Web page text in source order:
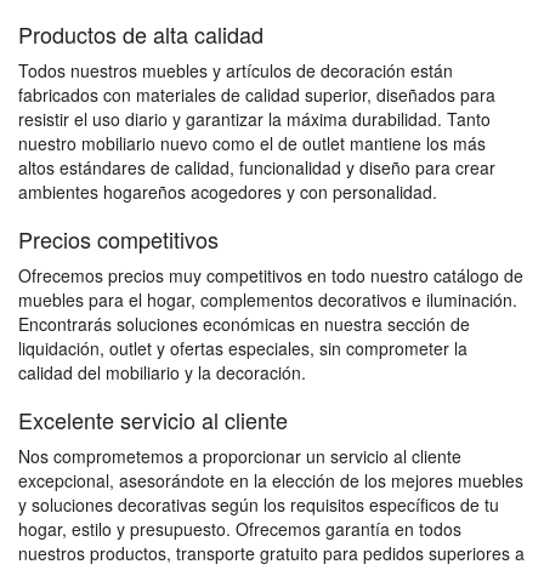
Productos de alta calidad
Todos nuestros muebles y artículos de decoración están
fabricados con materiales de calidad superior, diseñados para
resistir el uso diario y garantizar la máxima durabilidad. Tanto
nuestro mobiliario nuevo como el de outlet mantiene los más
altos estándares de calidad, funcionalidad y diseño para crear
ambientes hogareños acogedores y con personalidad.
Precios competitivos
Ofrecemos precios muy competitivos en todo nuestro catálogo de
muebles para el hogar, complementos decorativos e iluminación.
Encontrarás soluciones económicas en nuestra sección de
liquidación, outlet y ofertas especiales, sin comprometer la
calidad del mobiliario y la decoración.
Excelente servicio al cliente
Nos comprometemos a proporcionar un servicio al cliente
excepcional, asesorándote en la elección de los mejores muebles
y soluciones decorativas según los requisitos específicos de tu
hogar, estilo y presupuesto. Ofrecemos garantía en todos
nuestros productos, transporte gratuito para pedidos superiores a